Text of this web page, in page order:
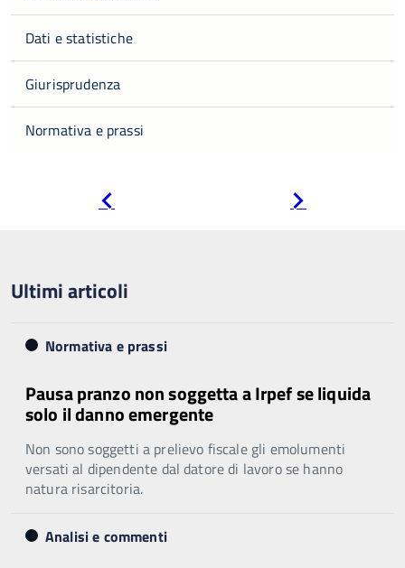
Dati e statistiche
Giurisprudenza
Normativa e prassi
Ultimi articoli
Normativa e prassi
Pausa pranzo non soggetta a Irpef se liquida
solo il danno emergente
Non sono soggetti a prelievo fiscale gli emolumenti
versati al dipendente dal datore di lavoro se hanno
natura risarcitoria.
Analisi e commenti